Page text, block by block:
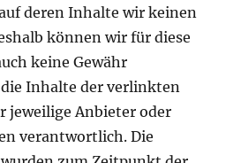
deren Inhalte wir keinen
können wir für diese
keine Gewähr
Inhalte der verlinkten
jeweilige Anbieter oder
verantwortlich. Die